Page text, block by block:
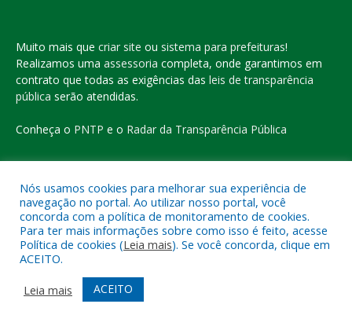
Muito mais que criar site ou sistema para prefeituras!
Realizamos uma assessoria completa, onde garantimos em
contrato que todas as exigências das leis de transparência
pública serão atendidas.
Conheça o PNTP e o Radar da Transparência Pública
Todos os direitos reservados a Prefeitura Municipal de Eldorado
do Carajás
Mapa do Site
Acessar o Webmail
Nós usamos cookies para melhorar sua experiência de
navegação no portal. Ao utilizar nosso portal, você
concorda com a política de monitoramento de cookies.
Para ter mais informações sobre como isso é feito, acesse
Política de cookies (Leia mais). Se você concorda, clique em
ACEITO.
Leia mais
ACEITO